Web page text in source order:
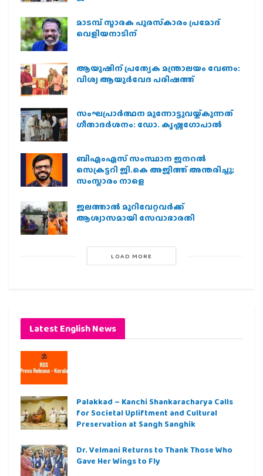
മാടമ്പ് സ്മാരക പുരസ്‌കാരം പ്രമോദ്
വെളിയനാടിന്
ആയുഷിന് പ്രത്യേക മന്ത്രാലയം വേണം:
വിശ്വ ആയുര്‍വേദ പരിഷത്ത്
സംഘപ്രാര്‍ത്ഥന മുന്നോട്ടുവയ്ക്കുന്നത്
ഗീതാദര്‍ശനം: ഡോ. കൃഷ്ണഗോപാല്‍
ബിഎംഎസ് സംസ്ഥാന ജനറൽ
സെക്രട്ടറി ജി.കെ അജിത്ത് അന്തരിച്ചു;
സംസ്കാരം നാളെ
ജലത്താല്‍ മുറിവേറ്റവര്‍ക്ക്
ആശ്വാസമായി സേവാഭാരതി
LOAD MORE
Latest English News
Palakkad – Kanchi Shankaracharya Calls
for Societal Upliftment and Cultural
Preservation at Sangh Sanghik
Dr. Velmani Returns to Thank Those Who
Gave Her Wings to Fly